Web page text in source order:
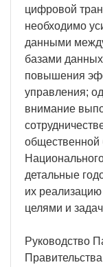
цифровой
необходимо
данными
базами
повышения
управления;
внимание
общественной
детальные
их
целями и
Руководство